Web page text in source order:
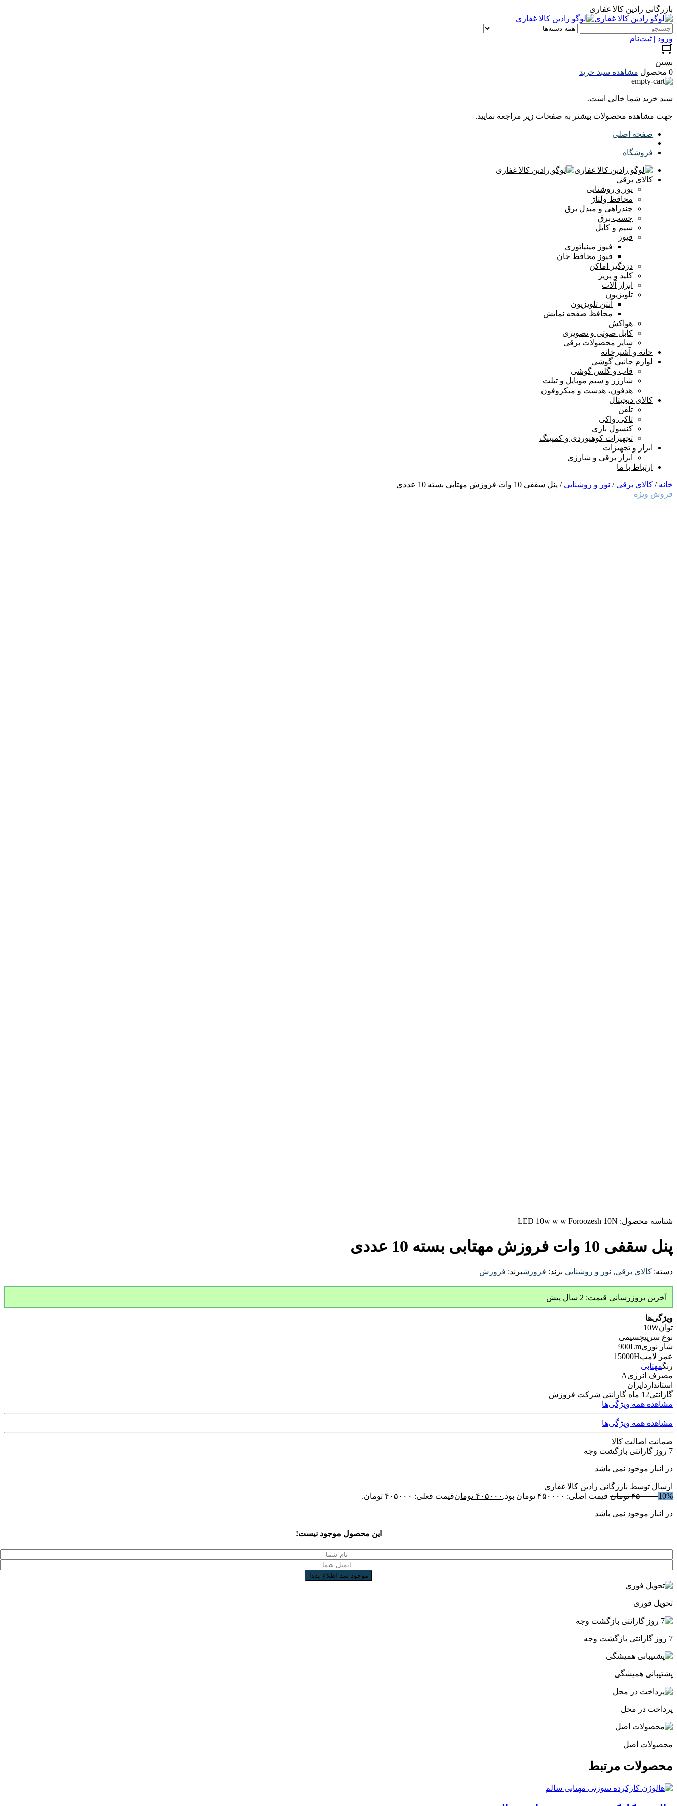
بازرگانی رادین کالا غفاری
ورود | ثبت‌نام
بستن
0 محصول
مشاهده سبد خرید
سبد خرید شما خالی است.
جهت مشاهده محصولات بیشتر به صفحات زیر مراجعه نمایید.
صفحه اصلی
فروشگاه
کالای برقی
نور و روشنایی
محافظ ولتاژ
چندراهی و مبدل برق
چسب برق
سیم و کابل
فیوز
فیوز مینیاتوری
فیوز محافظ جان
دزدگیر اماکن
کلید و پریز
ابزار آلات
تلویزیون
آنتن تلویزیون
محافظ صفحه نمایش
هواکش
کابل صوتی و تصویری
سایر محصولات برقی
خانه و آشپرخانه
لوازم جانبی گوشی
قاب و گلس گوشی
شارژر و سیم موبایل و تبلت
هدفون، هدست و میکروفون
کالای دیجیتال
تلفن
تاکی واکی
کنسول بازی
تجهیزات کوهنوردی و کمپینگ
ابزار و تجهیزات
ابزار برقی و شارژی
ارتباط با ما
خانه / کالای برقی / نور و روشنایی / پنل سقفی 10 وات فروزش مهتابی بسته 10 عددی
فروش ویژه
شناسه محصول: LED 10w w w Foroozesh 10N
پنل سقفی 10 وات فروزش مهتابی بسته 10 عددی
دسته: کالای برقی, نور و روشنایی برند: فروزشبرند: فروزش
آخرین بروزرسانی قیمت: 2 سال پیش
ویژگی‌ها
توان10W
نوع سرپیچسیمی
شار نوری900Lm
عمر لامپ15000H
رنگمهتابی
مصرف انرژیA
استاندارد ایران
گارانتی12 ماه گارانتی شرکت فروزش
مشاهده همه ویژگی‌ها
مشاهده همه ویژگی‌ها
ضمانت اصالت کالا
7 روز گارانتی بازگشت وجه
در انبار موجود نمی باشد
ارسال توسط بازرگانی رادین کالا غفاری
10%۴۵۰۰۰۰ تومان قیمت اصلی: ۴۵۰۰۰۰ تومان بود. ۴۰۵۰۰۰ تومانقیمت فعلی: ۴۰۵۰۰۰ تومان.
در انبار موجود نمی باشد
این محصول موجود نیست!
تحویل فوری
7 روز گارانتی بازگشت وجه
پشتیبانی همیشگی
پرداخت در محل
محصولات اصل
محصولات مرتبط